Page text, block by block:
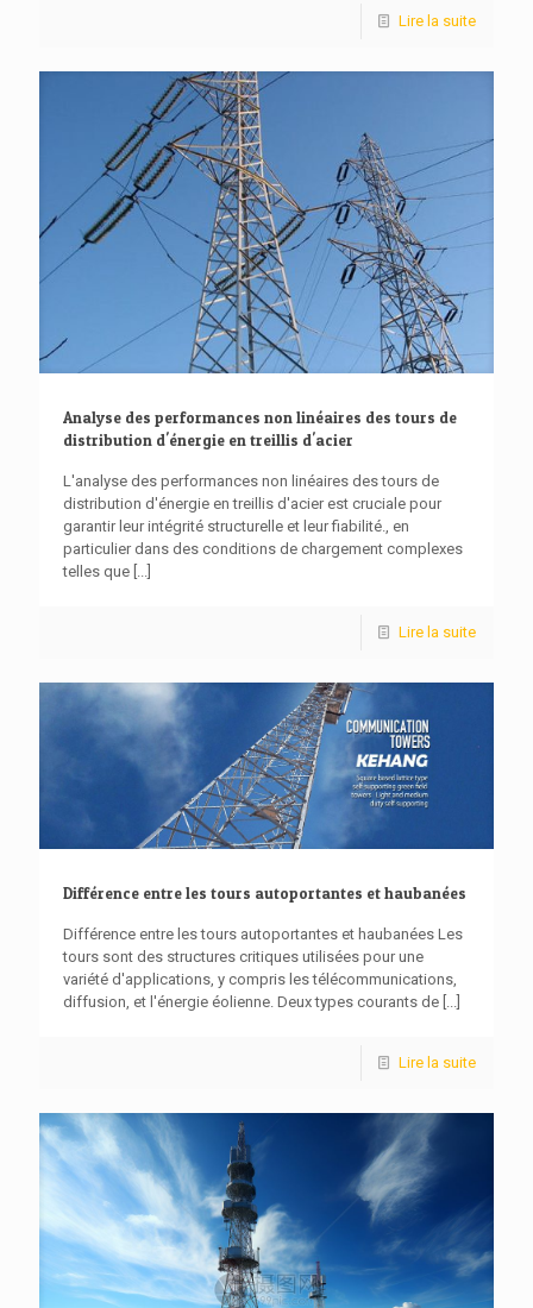
Lire la suite
Analyse des performances non linéaires des tours de
distribution d'énergie en treillis d'acier
L'analyse des performances non linéaires des tours de
distribution d'énergie en treillis d'acier est cruciale pour
garantir leur intégrité structurelle et leur fiabilité., en
particulier dans des conditions de chargement complexes
telles que [...]
Lire la suite
Différence entre les tours autoportantes et haubanées
Différence entre les tours autoportantes et haubanées Les
tours sont des structures critiques utilisées pour une
variété d'applications, y compris les télécommunications,
diffusion, et l'énergie éolienne. Deux types courants de [...]
Lire la suite